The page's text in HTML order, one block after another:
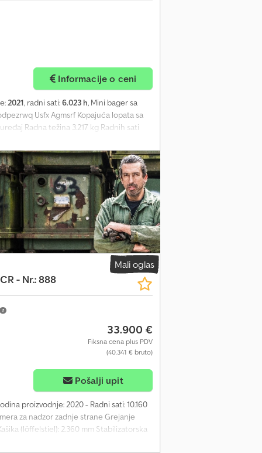
Informacije o ceni
2021, radni sati:6.023 h, Mini bager sa
Usfx Agmsrf Kopajuća lopata sa
Radna težina 3.217 kg Radnih sati
Mali oglas
- Nr.: 888
33.900 €
Fiksna cena plus PDV
(40.341 € bruto)
Pošalji upit
proizvodnje: 2020 - Radni sati: 10.160
za nadzor zadnje strane Grejanje
(löffelstiel): 2.360 mm Stabilizatorska
Radna oprema: Brza spojka Lehnhoff